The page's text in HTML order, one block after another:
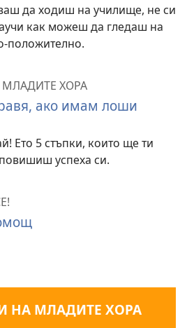
да ходиш на училище, не си
как можеш да гледаш на
положително.
ХОРА
ако имам лоши
Ето 5 стъпки, които ще ти
успеха си.
НА МЛАДИТЕ ХОРА